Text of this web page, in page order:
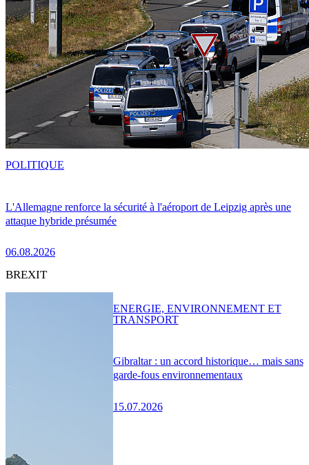
L'Allemagne renforce la sécurité à l'aéroport de Leipzig après une
attaque hybride présumée
06.08.2026
POLITIQUE
BREXIT
Gibraltar : un accord historique… mais sans
garde-fous environnementaux
15.07.2026
ENERGIE, ENVIRONNEMENT ET
TRANSPORT